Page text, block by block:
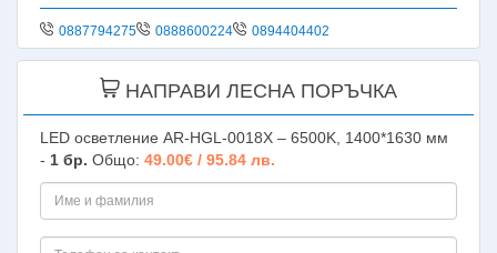
0887794275 0888600224 0894404402
НАПРАВИ ЛЕСНА ПОРЪЧКА
LED осветление AR-HGL-0018X – 6500K, 1400*1630 мм
- 1 бр. Общо: 49.00€ / 95.84 лв.